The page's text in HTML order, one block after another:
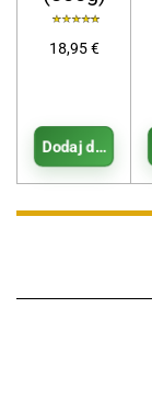
18,95 €
Dodaj do